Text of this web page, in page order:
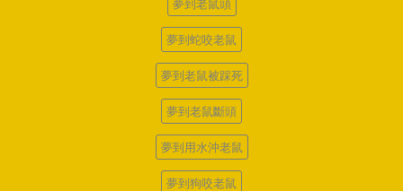
夢到老鼠頭
夢到蛇咬老鼠
夢到老鼠被踩死
夢到老鼠斷頭
夢到用水沖老鼠
夢到狗咬老鼠